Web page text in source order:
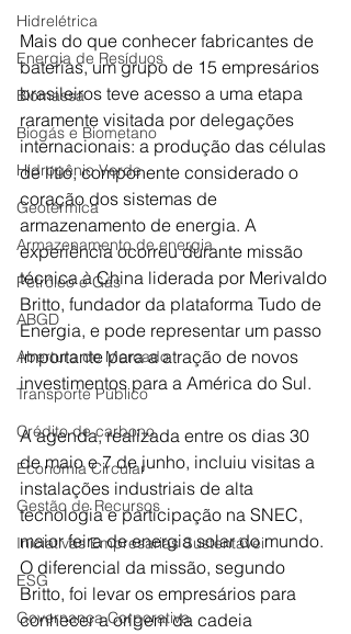
Hidrelétrica
Energia de Resíduos
Biomassa
Biogás e Biometano
Hidrogênio Verde
Geotérmica
Armazenamento de energia
Petróleo e Gás
ABGD
Abertura de Mercado
Transporte Público
Crédito de carbono
Economia Circular
Gestão de Recursos
Iniciativas Empresarias Sustentávei
ESG
Governança Corporativa
Mais do que conhecer fabricantes de
baterias, um grupo de 15 empresários
brasileiros teve acesso a uma etapa
raramente visitada por delegações
internacionais: a produção das células
de lítio, componente considerado o
coração dos sistemas de
armazenamento de energia. A
experiência ocorreu durante missão
técnica à China liderada por Merivaldo
Britto, fundador da plataforma Tudo de
Energia, e pode representar um passo
importante para a atração de novos
investimentos para a América do Sul.
A agenda, realizada entre os dias 30
de maio e 7 de junho, incluiu visitas a
instalações industriais de alta
tecnologia e participação na SNEC,
maior feira de energia solar do mundo.
O diferencial da missão, segundo
Britto, foi levar os empresários para
conhecer a origem da cadeia